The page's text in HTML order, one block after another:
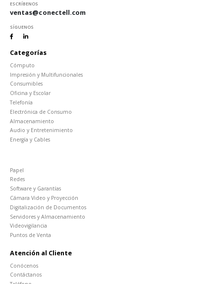
ESCRÍBENOS
ventas@conectell.com
SÍGUENOS
Categorías
Cómputo
Impresión y Multifuncionales
Consumibles
Oficina y Escolar
Telefonía
Electrónica de Consumo
Almacenamiento
Audio y Entretenimiento
Energía y Cables
Papel
Redes
Software y Garantías
Cámara Video y Proyección
Digitalización de Documentos
Servidores y Almacenamiento
Videovigilancia
Puntos de Venta
Atención al Cliente
Conócenos
Contáctanos